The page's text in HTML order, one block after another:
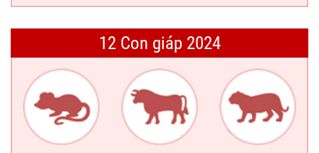
12 Con giáp 2024